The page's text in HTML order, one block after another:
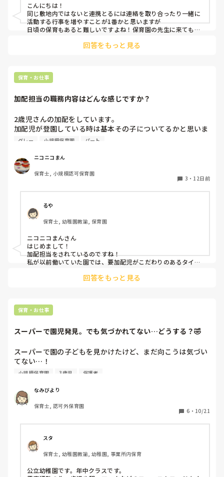
こんにちは！
同じ敷地内ではないと連携とるには連絡を取り合ったり一緒に
活動する行事を増やすことが1番かと思いますが
日頃の保育もあると難しいですよね！保育園の先生に来てもら
交流会なんてあったら子どもも保育者も関わりが持てるのでは
回答をもっと見る
保育・お仕事
加配担当の職務内容はどんな感じですか？
2歳児さんの加配をしています。
加配児が登園している時は基本その子についてるかと思いま
すが、みなさんは着替え、排泄なども全て加配児のお世話を
あと、活動の準備だったり、給食後の後片付けなどの雑務的
なものはされたりしてますか？
人手が足りないなぁと思う時や加配児が落ち着いてる時な
り始めると「◯◯さん(加配児)についててください」と言わ
れちゃったりするので‥。その子にだけ一日ついてていいの
かなぁ‥と。
みなさんがどうされてるか知りたいです。
グレー 小規模保育園 パート
ニコニコまん
保育士, 小規模認可保育園
3 ・ 12日前
るや
保育士, 幼稚園教諭, 保育園
ニコニコまんさん
はじめまして！
加配担当をされているのですね！
私が以前働いていた園では、要加配児がこだわりのあるタイプ
ても落ち着いて過ごせるようになっていました。
ると思っても急にパニックになったり何か起きる可能性がある
っていたほうが良いと思います。
どうしても必要であればきっと声をかけていただけるのではと
思います。もし心配でしたら、離れる前に、今落ち着いている
のですが準備入りましょうか？等、一声かけると良いかもしれ
ついていてくれていると思って安心していたのに離れて他のこ
とをしていることに気づくとびっくりしてしまうかもしれませ
んよ。😊
ちょっとしたことでも声の掛け合いをすると関係性も変わって
くるのではと思います。
回答をもっと見る
保育・お仕事
スーパーで園児発見。でも気づかれてない…どうする？🤣
スーパーで園の子どもを見かけたけど、まだ向こうは気づい
てない…！
「声かけようかな？」と思いつつ、なんか恥ずかしくて早歩
でも後から「先生、スーパーいたで〜！」って言われるパタ
ーンも(笑)
みなさんなら、気づかれてないときどうしてますか？スルー
小規模保育園 3歳児 保護者
なみびより
保育士, 認可外保育園
6 ・ 10/21
スタ
保育士, 幼稚園教諭, 幼稚園, 事業所内保育
公立幼稚園です。年中クラスです。